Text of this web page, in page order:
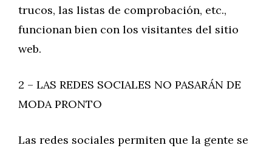
trucos, las listas de comprobación, etc.,
funcionan bien con los visitantes del sitio
web.
2 – LAS REDES SOCIALES NO PASARÁN DE
MODA PRONTO
Las redes sociales permiten que la gente se